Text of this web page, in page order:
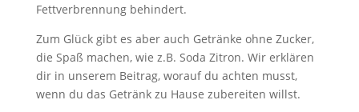
Fettverbrennung behindert.
Zum Glück gibt es aber auch Getränke ohne Zucker,
die Spaß machen, wie z.B. Soda Zitron. Wir erklären
dir in unserem Beitrag, worauf du achten musst,
wenn du das Getränk zu Hause zubereiten willst.